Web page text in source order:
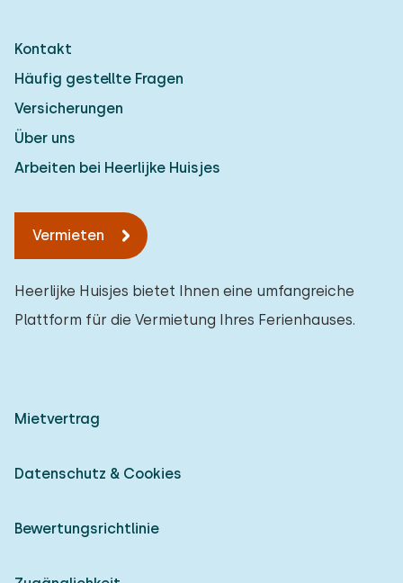
Kontakt
Häufig gestellte Fragen
Versicherungen
Über uns
Arbeiten bei Heerlijke Huisjes
Vermieten
Heerlijke Huisjes bietet Ihnen eine umfangreiche
Plattform für die Vermietung Ihres Ferienhauses.
Mietvertrag
Datenschutz & Cookies
Bewertungsrichtlinie